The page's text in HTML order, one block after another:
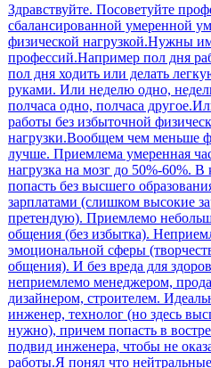
Здравствуйте. Посоветуйте
сбалансированной умеренной
физической нагрузкой.Нужны
профессий.Например пол дня
пол дня ходить или делать
руками. Или неделю одно,
полчаса одно, полчаса
работы без избыточной
нагрузки.Вообщем чем меньше
лучше. Приемлема умеренная
нагрузка на мозг до 50%-60%.
попасть без высшего
зарплатами (слишком высокие
претендую). Приемлемо
общения (без избытка).
эмоциональной сферы
общения). И без вреда для
неприемлемо менеджером,
дизайнером, строителем.
инженер, технолог (но здесь
нужно), причем попасть в
подвид инженера, чтобы не
работы.Я понял что